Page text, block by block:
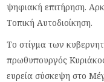
ψηφιακή επιτήρηση.
Τοπική Αυτοδιοίκηση.
Το στίγμα των
πρωθυπουργός
ευρεία σύσκεψη στο